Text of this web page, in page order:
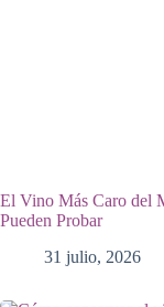
El Vino Más Caro del
Pueden Probar
31 julio, 2026